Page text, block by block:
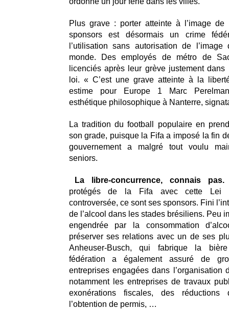
Plus grave : porter atteinte à l’image
sponsors est désormais un crime
l’utilisation sans autorisation de
monde. Des employés de métro de
licenciés après leur grève justement
loi. « C’est une grave atteinte à la
estime pour Europe 1 Marc
esthétique philosophique à Nanterre,
La tradition du football populaire en
son grade, puisque la Fifa a imposé la fin
gouvernement a malgré tout voulu
seniors.
La libre-concurrence, connais pas.
protégés de la Fifa avec cette Lei
controversée, ce sont ses sponsors. Fini
de l’alcool dans les stades brésiliens. Peu
engendrée par la consommation
préserver ses relations avec un de ses
Anheuser-Busch, qui fabrique la
fédération a également assuré de
entreprises engagées dans l’organisation
notamment les entreprises de travaux
exonérations fiscales, des
l’obtention de permis, …